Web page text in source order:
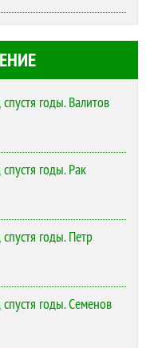
годы. Валитов
годы. Рак
годы. Петр
годы. Семенов